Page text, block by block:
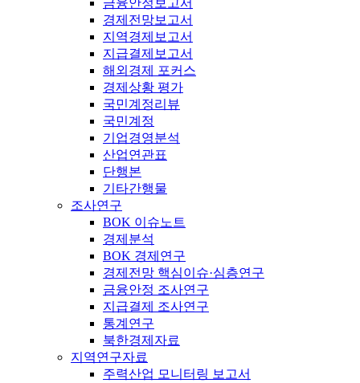
경제전망보고서
지역경제보고서
지급결제보고서
해외경제 포커스
경제상황 평가
국민계정리뷰
국민계정
기업경영분석
산업연관표
단행본
기타간행물
조사연구
BOK 이슈노트
경제분석
BOK 경제연구
경제전망 핵심이슈·심층연구
금융안정 조사연구
지급결제 조사연구
통계연구
북한경제자료
지역연구자료
주력산업 모니터링 보고서